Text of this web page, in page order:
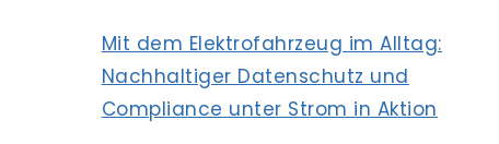
Mit dem Elektrofahrzeug im Alltag:
Nachhaltiger Datenschutz und
Compliance unter Strom in Aktion